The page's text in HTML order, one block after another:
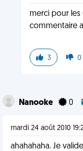
merci pour les
commentaire
3 0
Nanooke 0
mardi 24 août 2010
ahahahaha. Je